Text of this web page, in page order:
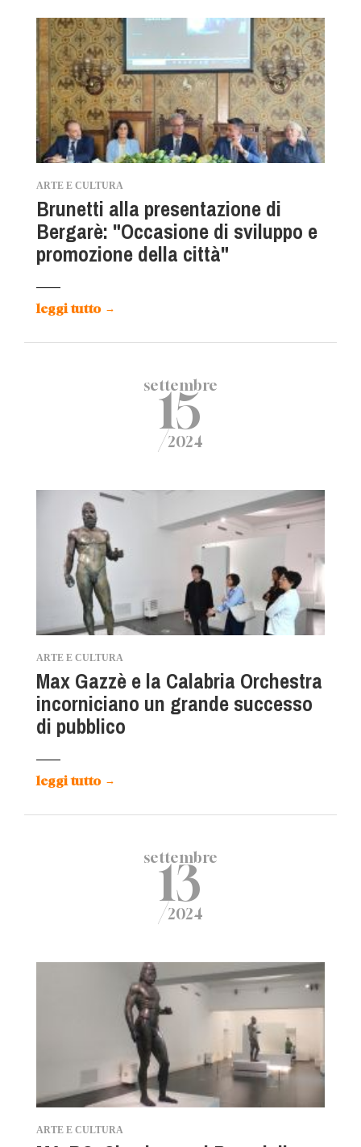
ARTE E CULTURA
Brunetti alla presentazione di
Bergarè: "Occasione di sviluppo e
promozione della città"
leggi tutto →
settembre
15
/2024
ARTE E CULTURA
Max Gazzè e la Calabria Orchestra
incorniciano un grande successo
di pubblico
leggi tutto →
settembre
13
/2024
ARTE E CULTURA